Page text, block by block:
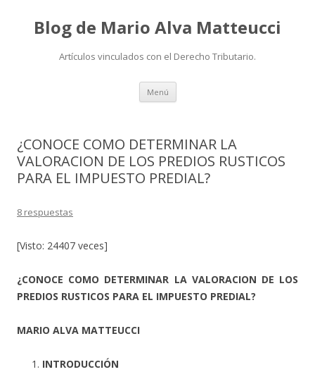
Blog de Mario Alva Matteucci
Artículos vinculados con el Derecho Tributario.
Menú Ir
contenido
¿CONOCE COMO DETERMINAR LA
VALORACION DE LOS PREDIOS RUSTICOS
PARA EL IMPUESTO PREDIAL?
8 respuestas
[Visto: 24407 veces]
¿CONOCE COMO DETERMINAR LA VALORACION DE LOS
PREDIOS RUSTICOS PARA EL IMPUESTO PREDIAL?
MARIO ALVA MATTEUCCI
INTRODUCCIÓN